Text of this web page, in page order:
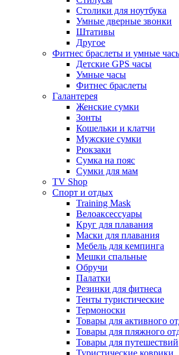
Столики для ноутбука
Умные дверные звонки
Штативы
Другое
Фитнес браслеты и умные
Детские GPS часы
Умные часы
Фитнес браслеты
Галантерея
Женские сумки
Зонты
Кошельки и клатчи
Мужские сумки
Рюкзаки
Сумка на пояс
Сумки для мам
TV Shop
Спорт и отдых
Training Mask
Велоаксессуары
Круг для плавания
Маски для плавания
Мебель для кемпинга
Мешки спальные
Обручи
Палатки
Резинки для фитнеса
Тенты туристические
Термоноски
Товары для активного
Товары для пляжного
Товары для путешествий
Туристические коврики